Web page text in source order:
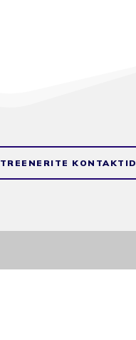
TREENERITE KONTAKTID